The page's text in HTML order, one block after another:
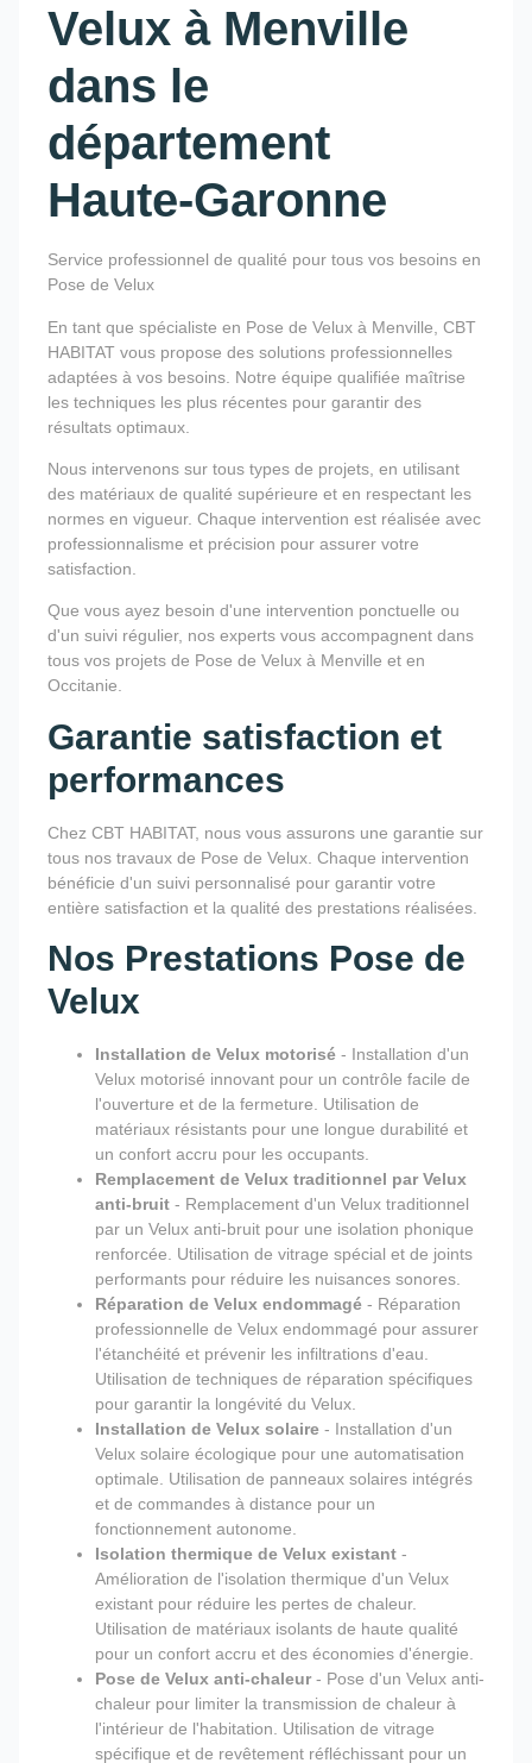
Velux à Menville
dans le
département
Haute-Garonne
Service professionnel de qualité pour tous vos besoins en
Pose de Velux
En tant que spécialiste en Pose de Velux à Menville, CBT
HABITAT vous propose des solutions professionnelles
adaptées à vos besoins. Notre équipe qualifiée maîtrise
les techniques les plus récentes pour garantir des
résultats optimaux.
Nous intervenons sur tous types de projets, en utilisant
des matériaux de qualité supérieure et en respectant les
normes en vigueur. Chaque intervention est réalisée avec
professionnalisme et précision pour assurer votre
satisfaction.
Que vous ayez besoin d'une intervention ponctuelle ou
d'un suivi régulier, nos experts vous accompagnent dans
tous vos projets de Pose de Velux à Menville et en
Occitanie.
Garantie satisfaction et
performances
Chez CBT HABITAT, nous vous assurons une garantie sur
tous nos travaux de Pose de Velux. Chaque intervention
bénéficie d'un suivi personnalisé pour garantir votre
entière satisfaction et la qualité des prestations réalisées.
Nos Prestations Pose de
Velux
Installation de Velux motorisé - Installation d'un
Velux motorisé innovant pour un contrôle facile de
l'ouverture et de la fermeture. Utilisation de
matériaux résistants pour une longue durabilité et
un confort accru pour les occupants.
Remplacement de Velux traditionnel par Velux
anti-bruit - Remplacement d'un Velux traditionnel
par un Velux anti-bruit pour une isolation phonique
renforcée. Utilisation de vitrage spécial et de joints
performants pour réduire les nuisances sonores.
Réparation de Velux endommagé - Réparation
professionnelle de Velux endommagé pour assurer
l'étanchéité et prévenir les infiltrations d'eau.
Utilisation de techniques de réparation spécifiques
pour garantir la longévité du Velux.
Installation de Velux solaire - Installation d'un
Velux solaire écologique pour une automatisation
optimale. Utilisation de panneaux solaires intégrés
et de commandes à distance pour un
fonctionnement autonome.
Isolation thermique de Velux existant -
Amélioration de l'isolation thermique d'un Velux
existant pour réduire les pertes de chaleur.
Utilisation de matériaux isolants de haute qualité
pour un confort accru et des économies d'énergie.
Pose de Velux anti-chaleur- Pose d'un Velux anti-
chaleur pour limiter la transmission de chaleur à
l'intérieur de l'habitation. Utilisation de vitrage
spécifique et de revêtement réfléchissant pour un